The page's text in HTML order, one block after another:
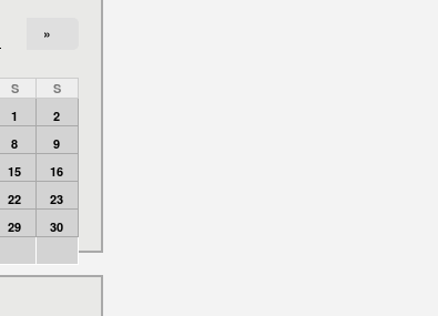
»
S
S
1
2
8
9
15
16
22
23
29
30